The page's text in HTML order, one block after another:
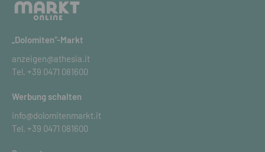
„Dolomiten“-Markt
anzeigen@athesia.it
Tel. +39 0471 081600
Werbung schalten
info@dolomitenmarkt.it
Tel. +39 0471 081600